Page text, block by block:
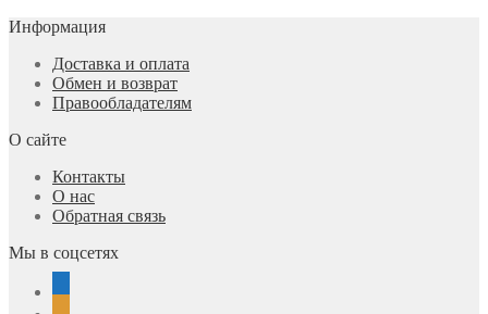
Информация
Доставка и оплата
Обмен и возврат
Правообладателям
О сайте
Контакты
О нас
Обратная связь
Мы в соцсетях